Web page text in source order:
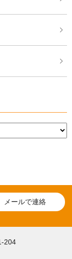
メールで連絡
204